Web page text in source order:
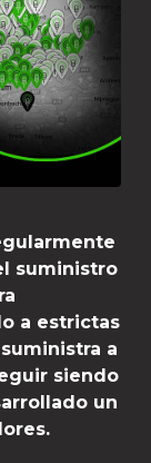
suministro
a estrictas
a
siendo
un